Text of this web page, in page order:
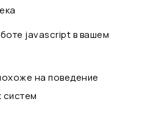
javascript в вашем
на поведение
систем